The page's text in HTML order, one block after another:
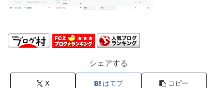
シェアする
X はてブ コピー